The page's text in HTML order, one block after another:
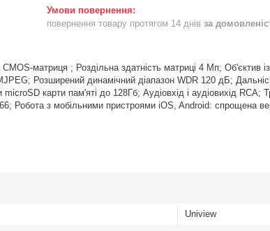
повернення товару протягом 14 днів за
матриця ; Роздільна здатність матриці 4 Мп; Об'єктив
Розширений динамічний діапазон WDR 120 дБ;
карти пам'яті до 128Гб; Аудіовхід і аудіовихід RCA;
Робота з мобільними пристроями iOS, Android: спрощена
Uniview